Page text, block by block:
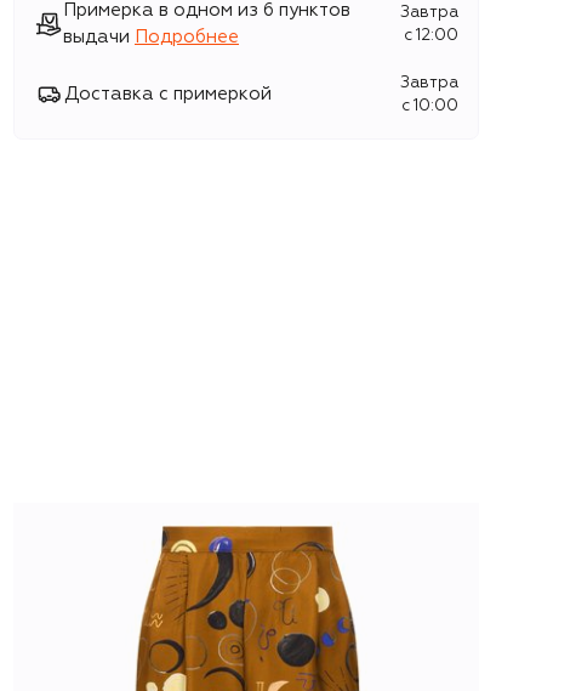
Примерка в одном из 6 пунктов
выдачи
Подробнее
Завтра
c 12:00
Доставка с примеркой
Завтра
c 10:00